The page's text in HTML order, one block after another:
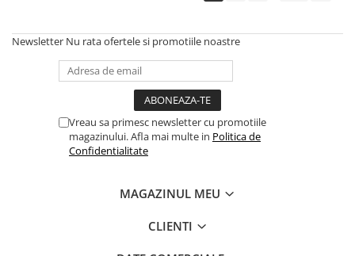
Newsletter Nu rata ofertele si promotiile noastre
Vreau sa primesc newsletter cu promotiile
magazinului. Afla mai multe in Politica de
Confidentialitate
MAGAZINUL MEU
CLIENTI